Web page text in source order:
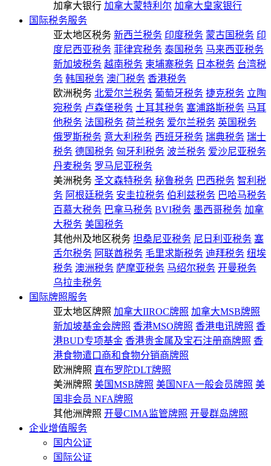
加拿大银行 加拿大蒙特利尔 加拿大皇家银行
国际税务服务
亚太地区税务 新西兰税务 印度税务 蒙古国税务 印
度尼西亚税务 菲律宾税务 泰国税务 马来西亚税务
新加坡税务 越南税务 柬埔寨税务 日本税务 台湾税
务 韩国税务 澳门税务 香港税务
欧洲税务 北爱尔兰税务 葡萄牙税务 捷克税务 立陶
宛税务 卢森堡税务 土耳其税务 塞浦路斯税务 马耳
他税务 法国税务 荷兰税务 爱尔兰税务 英国税务
俄罗斯税务 意大利税务 西班牙税务 瑞典税务 瑞士
税务 德国税务 匈牙利税务 波兰税务 爱沙尼亚税务
丹麦税务 罗马尼亚税务
美洲税务 圣文森特税务 秘鲁税务 巴西税务 智利税
务 阿根廷税务 安圭拉税务 伯利兹税务 巴哈马税务
百慕大税务 巴拿马税务 BVI税务 墨西哥税务 加拿
大税务 美国税务
其他州及地区税务 坦桑尼亚税务 尼日利亚税务 塞
舌尔税务 阿联酋税务 毛里求斯税务 迪拜税务 纽埃
税务 澳洲税务 萨摩亚税务 马绍尔税务 开曼税务
乌拉圭税务
国际牌照服务
亚太地区牌照 加拿大IIROC牌照 加拿大MSB牌照
新加坡基金会牌照 香港MSO牌照 香港电讯牌照 香
港BUD专项基金 香港贵金属及宝石注册商牌照 香
港食物遣口商和食物分销商牌照
欧洲牌照 直布罗陀DLT牌照
美洲牌照 美国MSB牌照 美国NFA一般会员牌照 美
国非会员 NFA牌照
其他洲牌照 开曼CIMA监管牌照 开曼群岛牌照
企业增值服务
国内公证
国际公证